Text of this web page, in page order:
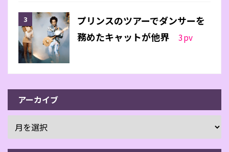
プリンスのツアーでダンサーを
務めたキャットが他界
3pv
アーカイブ